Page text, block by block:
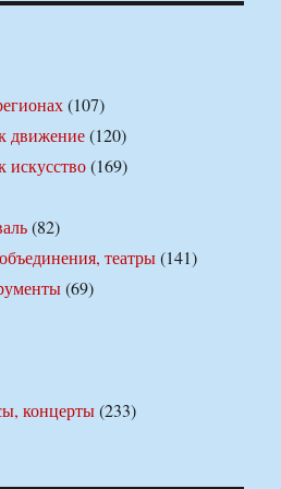
(107)
движение(120)
искусство(169)
(82)
театры(141)
(69)
концерты(233)